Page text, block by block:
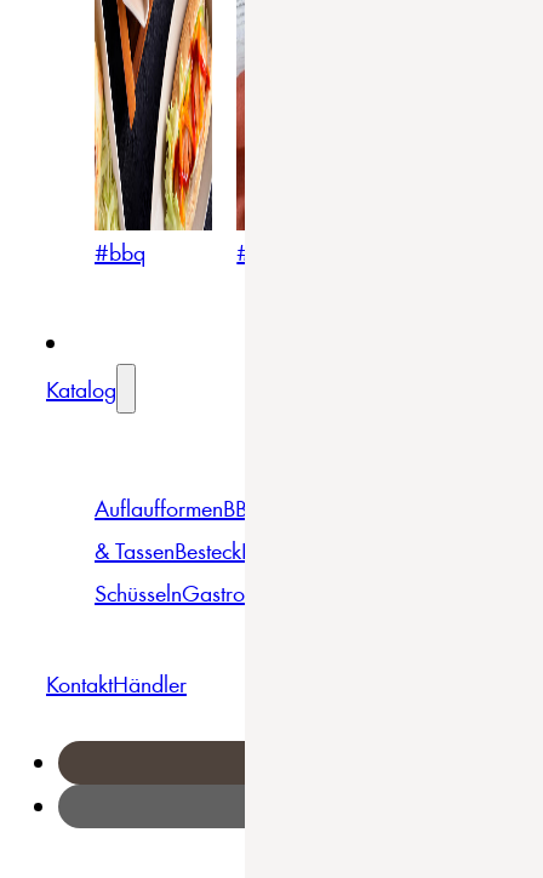
#bbq #blumig
Katalog
AuflaufformenBBQ
& TassenBesteckBowls &
SchüsselnGastro
KontaktHändler